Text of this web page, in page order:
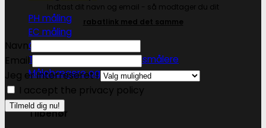
PH måling
EC måling
Co2 måling og kontrol
Temperatur og fugtighedsmålere
Målebægere og sprays
Tilbehør
Indtast dit navn og email - så modtager du dit
rabatlink med det samme
Navn
Email
Jeg er interreseret i
I accept the privacy policy